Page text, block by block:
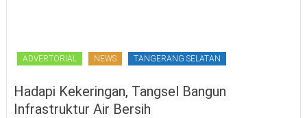
ADVERTORIAL NEWS TANGERANG SELATAN
Hadapi Kekeringan, Tangsel Bangun
Infrastruktur Air Bersih